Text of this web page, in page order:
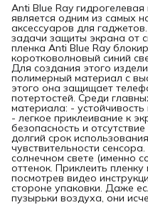
Anti Blue Ray
является одним из самых
аксессуаров для
задачи защиты экрана от
пленка Anti Blue Ray
коротковолновый синий
Для создания этого
полимерный материал с
этого она защищает
потертостей. Среди
материала: -
- легкое приклеивание к
безопасность и
долгий срок
чувствительности
солнечном свете (именно
оттенок. Приклеить
посмотрев видео
стороне упаковки. Даже
пузырьки воздуха, они